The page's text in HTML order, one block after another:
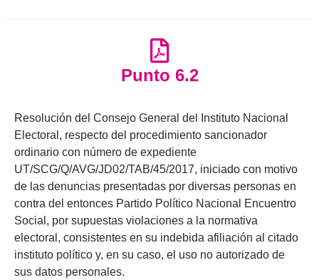
Punto 6.2
Resolución del Consejo General del Instituto Nacional
Electoral, respecto del procedimiento sancionador
ordinario con número de expediente
UT/SCG/Q/AVG/JD02/TAB/45/2017, iniciado con motivo
de las denuncias presentadas por diversas personas en
contra del entonces Partido Político Nacional Encuentro
Social, por supuestas violaciones a la normativa
electoral, consistentes en su indebida afiliación al citado
instituto político y, en su caso, el uso no autorizado de
sus datos personales.